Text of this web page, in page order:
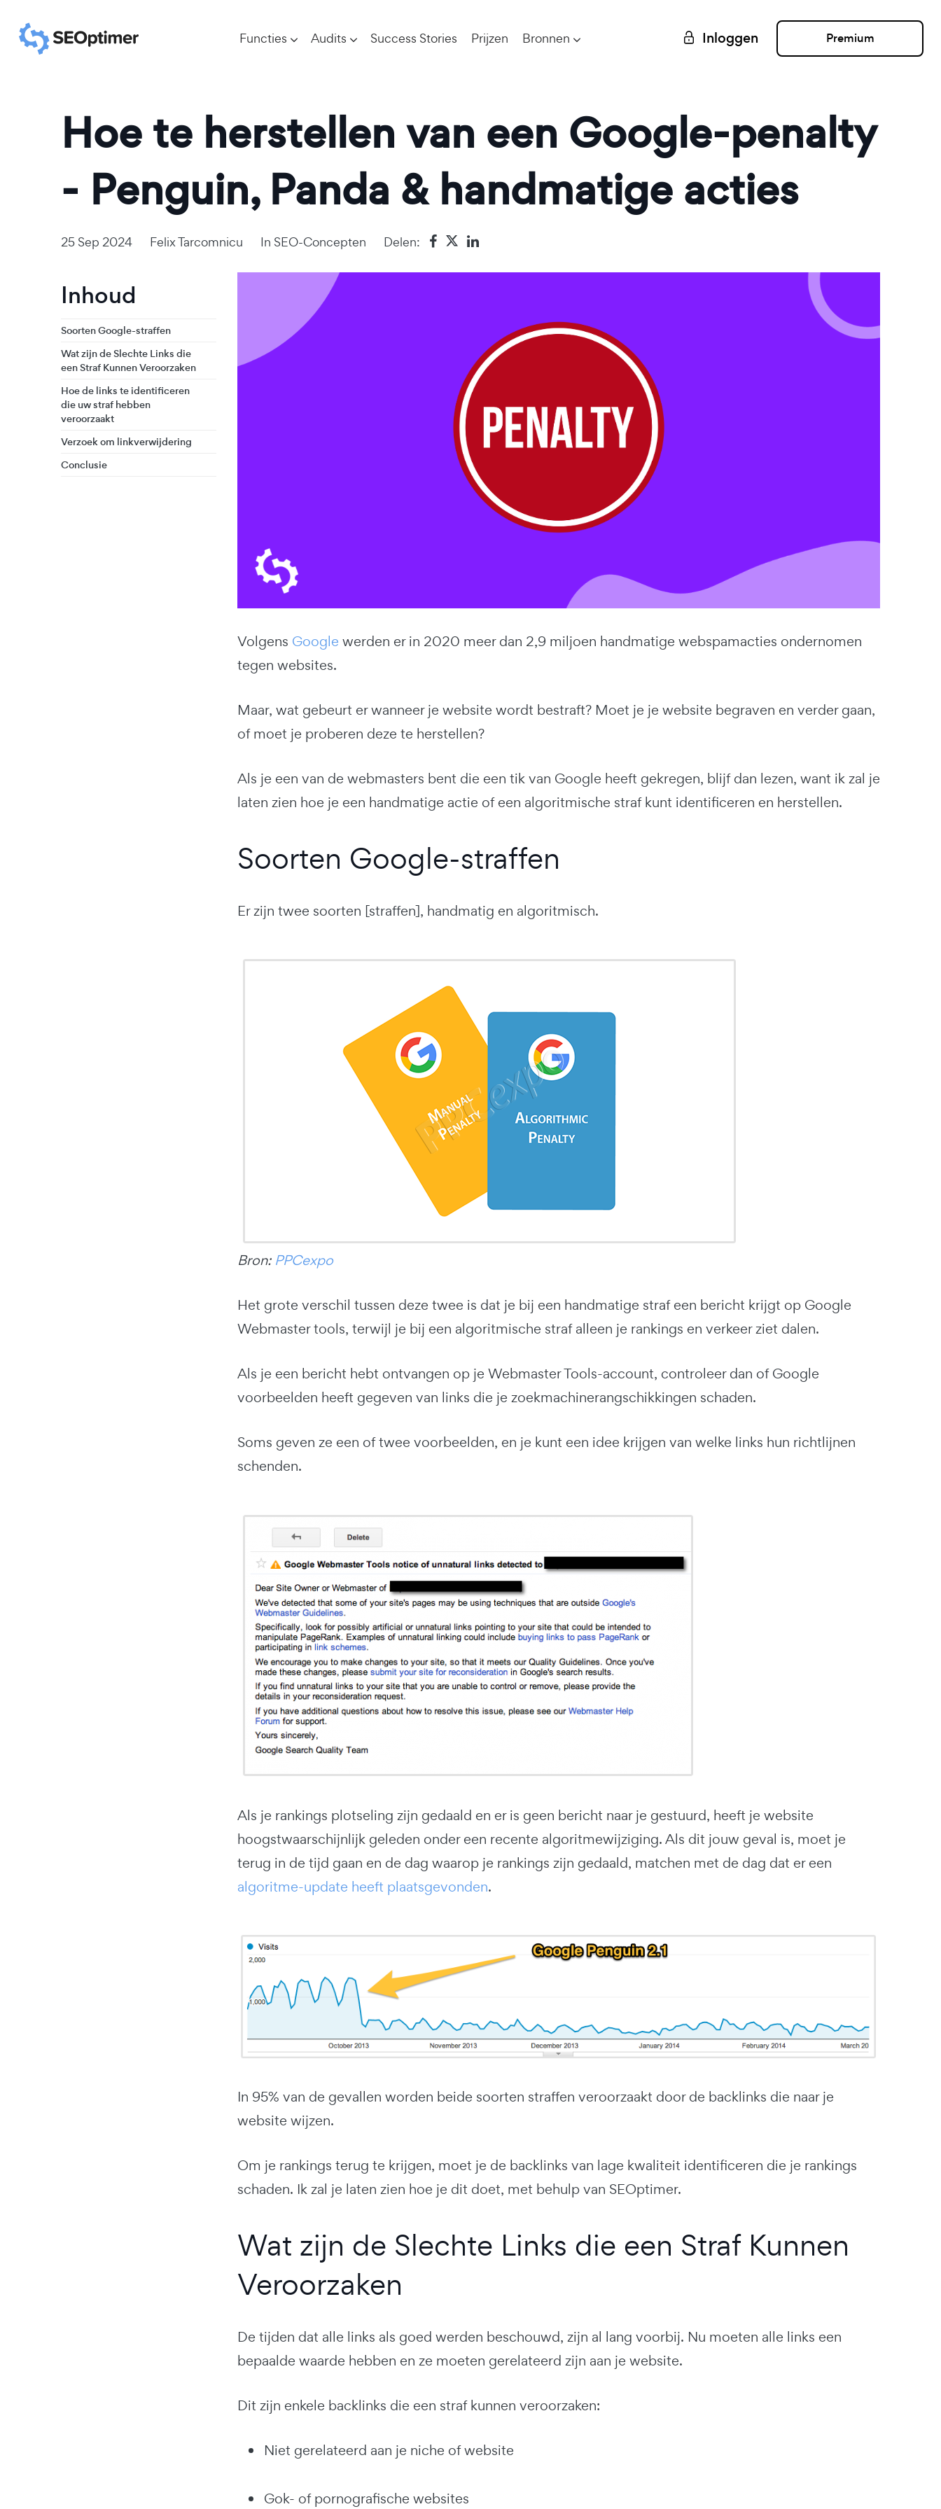
Functies Audits Success Stories Prijzen Bronnen Inloggen Premium
Hoe te herstellen van een Google-penalty
- Penguin, Panda & handmatige acties
25 Sep 2024 Felix Tarcomnicu In SEO-Concepten Delen:
Inhoud
Soorten Google-straffen
Wat zijn de Slechte Links die
een Straf Kunnen Veroorzaken
Hoe de links te identificeren
die uw straf hebben
veroorzaakt
Verzoek om linkverwijdering
Conclusie
Volgens Google werden er in 2020 meer dan 2,9 miljoen handmatige webspamacties ondernomen
tegen websites.
Maar, wat gebeurt er wanneer je website wordt bestraft? Moet je je website begraven en verder gaan,
of moet je proberen deze te herstellen?
Als je een van de webmasters bent die een tik van Google heeft gekregen, blijf dan lezen, want ik zal je
laten zien hoe je een handmatige actie of een algoritmische straf kunt identificeren en herstellen.
Soorten Google-straffen
Er zijn twee soorten [straffen], handmatig en algoritmisch.
Bron: PPCexpo
Het grote verschil tussen deze twee is dat je bij een handmatige straf een bericht krijgt op Google
Webmaster tools, terwijl je bij een algoritmische straf alleen je rankings en verkeer ziet dalen.
Als je een bericht hebt ontvangen op je Webmaster Tools-account, controleer dan of Google
voorbeelden heeft gegeven van links die je zoekmachinerangschikkingen schaden.
Soms geven ze een of twee voorbeelden, en je kunt een idee krijgen van welke links hun richtlijnen
schenden.
Als je rankings plotseling zijn gedaald en er is geen bericht naar je gestuurd, heeft je website
hoogstwaarschijnlijk geleden onder een recente algoritmewijziging. Als dit jouw geval is, moet je
terug in de tijd gaan en de dag waarop je rankings zijn gedaald, matchen met de dag dat er een
algoritme-update heeft plaatsgevonden.
In 95% van de gevallen worden beide soorten straffen veroorzaakt door de backlinks die naar je
website wijzen.
Om je rankings terug te krijgen, moet je de backlinks van lage kwaliteit identificeren die je rankings
schaden. Ik zal je laten zien hoe je dit doet, met behulp van SEOptimer.
Wat zijn de Slechte Links die een Straf Kunnen
Veroorzaken
De tijden dat alle links als goed werden beschouwd, zijn al lang voorbij. Nu moeten alle links een
bepaalde waarde hebben en ze moeten gerelateerd zijn aan je website.
Dit zijn enkele backlinks die een straf kunnen veroorzaken:
Niet gerelateerd aan je niche of website
Gok- of pornografische websites